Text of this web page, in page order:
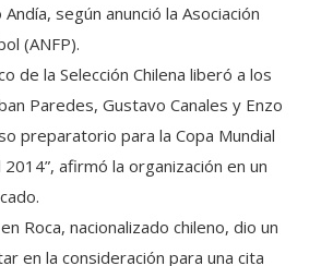
según anunció la Asociación
(ANFP).
de la Selección Chilena liberó a los
Paredes, Gustavo Canales y Enzo
preparatorio para la Copa Mundial
2014”, afirmó la organización en un
Roca, nacionalizado chileno, dio un
en la consideración para una cita